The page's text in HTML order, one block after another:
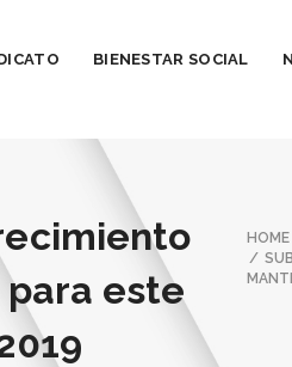
BIENESTAR SOCIAL
este
HOME